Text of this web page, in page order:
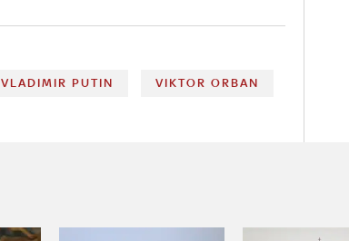
VLADIMIR PUTIN VIKTOR ORBAN